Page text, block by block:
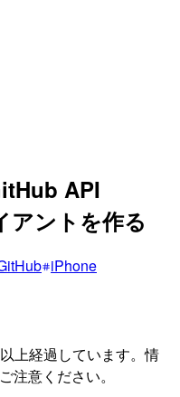
API
アントを作る
iPhone
上経過しています。情
注意ください。